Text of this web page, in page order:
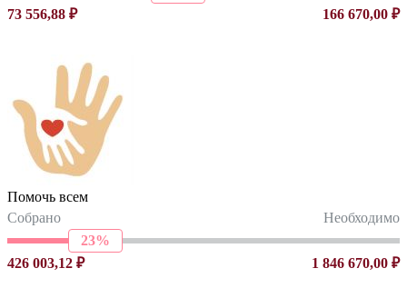
73 556,88 ₽
166 670,00 ₽
Помочь всем
Собрано
Необходимо
23%
426 003,12 ₽
1 846 670,00 ₽